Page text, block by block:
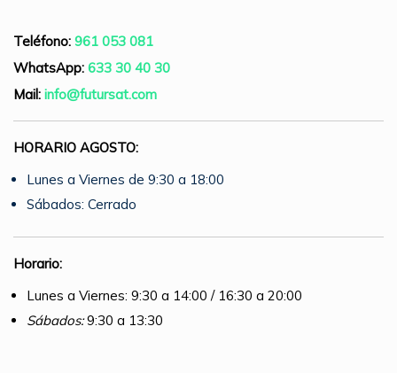
Teléfono: 961 053 081
WhatsApp: 633 30 40 30
Mail: info@futursat.com
HORARIO AGOSTO:
Lunes a Viernes de 9:30 a 18:00
Sábados: Cerrado
Horario:
Lunes a Viernes: 9:30 a 14:00 / 16:30 a 20:00
Sábados:9:30 a 13:30